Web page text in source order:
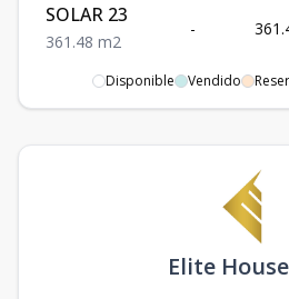
SOLAR 23
361.48 m2
-
SOLAR 24
-
-
Disponible Vendido
Elite